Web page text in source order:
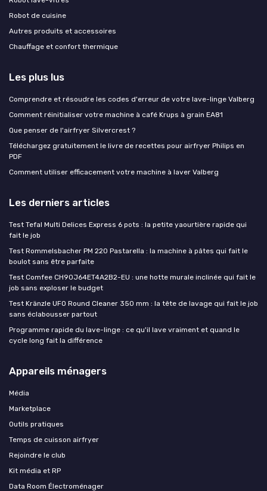
Robot de cuisine
Autres produits et accessoires
Chauffage et confort thermique
Les plus lus
Comprendre et résoudre les codes d'erreur de votre lave-linge Valberg
Comment réinitialiser votre machine à café Krups à grain EA81
Que penser de l'airfryer Silvercrest ?
Téléchargez gratuitement le livre de recettes pour airfryer Philips en
PDF
Comment utiliser efficacement votre machine à laver Valberg
Les derniers articles
Test Tefal Multi Delices Express 6 pots : la petite yaourtière rapide qui
fait le job
Test Rommelsbacher PM 220 Pastarella : la machine à pâtes qui fait le
boulot sans être parfaite
Test Comfee CH90J64ET4A2B2-EU : une hotte murale inclinée qui fait le
job sans exploser le budget
Test Kränzle UFO Round Cleaner 350 mm : la tête de lavage qui fait le job
sans éclabousser partout
Programme rapide du lave-linge : ce qu'il lave vraiment et quand le
cycle long fait la différence
Appareils ménagers
Média
Marketplace
Outils pratiques
Temps de cuisson airfryer
Rejoindre le club
Kit média et RP
Data Room Électroménager